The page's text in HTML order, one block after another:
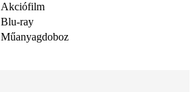
Akciófilm
Blu-ray
Műanyagdoboz